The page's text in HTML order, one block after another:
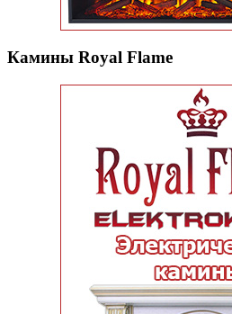
Камины Royal Flame